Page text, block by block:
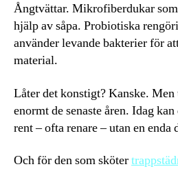
Ångtvättar. Mikrofiberdukar
hjälp av såpa. Probiotiska
använder levande bakterier för
material.
Låter det konstigt? Kanske.
enormt de senaste åren. Idag
rent – ofta renare – utan en enda
Och för den som sköter